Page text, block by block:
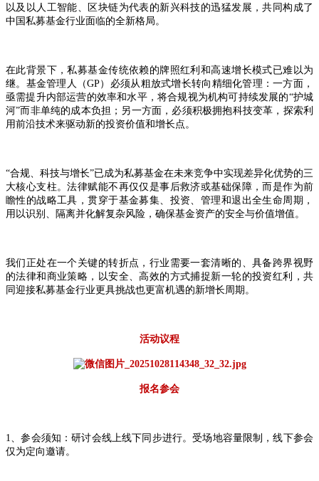
以及以人工智能、区块链为代表的新兴科技的迅猛发展，共同构成了
中国私募基金行业面临的全新格局。
在此背景下，私募基金传统依赖的牌照红利和高速增长模式已难以为
继。基金管理人（GP）必须从粗放式增长转向精细化管理：一方面，
亟需提升内部运营的效率和水平，将合规视为机构可持续发展的“护城
河”而非单纯的成本负担；另一方面，必须积极拥抱科技变革，探索利
用前沿技术来驱动新的投资价值和增长点。
“合规、科技与增长”已成为私募基金在未来竞争中实现差异化优势的三
大核心支柱。法律赋能不再仅仅是事后救济或基础保障，而是作为前
瞻性的战略工具，贯穿于基金募集、投资、管理和退出全生命周期，
用以识别、隔离并化解复杂风险，确保基金资产的安全与价值增值。
我们正处在一个关键的转折点，行业需要一套清晰的、具备跨界视野
的法律和商业策略，以安全、高效的方式捕捉新一轮的投资红利，共
同迎接私募基金行业更具挑战也更富机遇的新增长周期。
活动议程
报名参会
1、参会须知：研讨会线上线下同步进行。受场地容量限制，线下参会
仅为定向邀请。